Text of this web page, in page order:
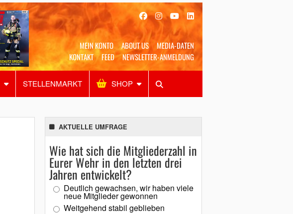
MEIN KONTO ABOUT US
MEDIA-DATEN
KONTAKT
FEED NEWSLETTER-ANMELDUNG
STELLENMARKT SHOP
Alles Shop SUCHEN
AKTUELLE UMFRAGE
Wie hat sich die Mitgliederzahl in
Eurer Wehr in den letzten drei
Jahren entwickelt?
Deutlich gewachsen, wir haben viele
neue Mitglieder gewonnen
Weitgehend stabil geblieben